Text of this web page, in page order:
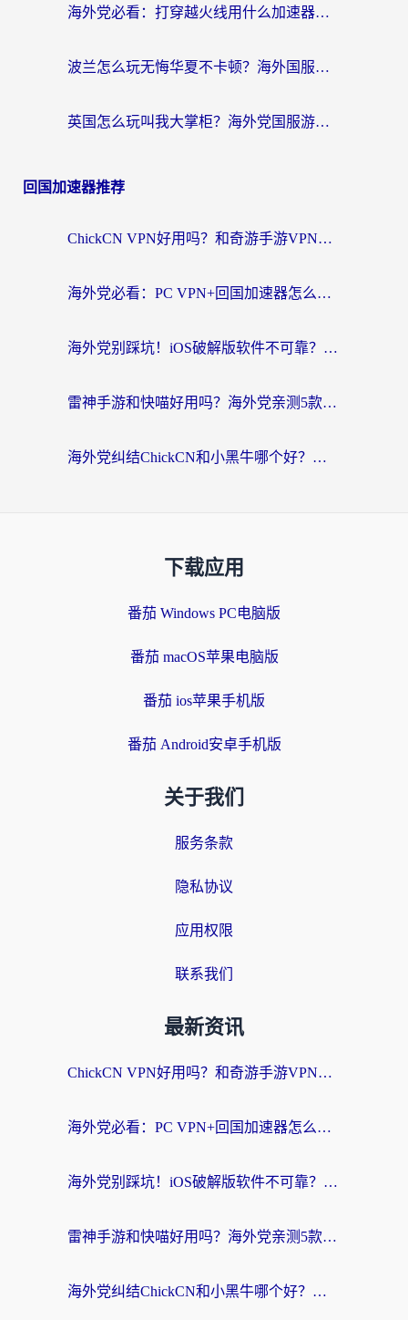
海外党必看：打穿越火线用什么加速器？解决延迟卡顿，还能玩奇妙拼图世界和第五人格
波兰怎么玩无悔华夏不卡顿？海外国服游戏加速器终极指南（附征途2萤火突击解决方案）
英国怎么玩叫我大掌柜？海外党国服游戏加速避坑指南（附实测推荐）
回国加速器推荐
ChickCN VPN好用吗？和奇游手游VPN对比哪个回国效果更好？海外党亲测实用指南
海外党必看：PC VPN+回国加速器怎么选？无缝访问国内资源全攻略
海外党别踩坑！iOS破解版软件不可靠？教你选对回国加速器无缝看国内资源
雷神手游和快喵好用吗？海外党亲测5款回国加速器，附斧牛Bling对比+微信视频号解决办法
海外党纠结ChickCN和小黑牛哪个好？一篇帮你选对回国加速器的实用指南
下载应用
番茄 Windows PC电脑版
番茄 macOS苹果电脑版
番茄 ios苹果手机版
番茄 Android安卓手机版
关于我们
服务条款
隐私协议
应用权限
联系我们
最新资讯
ChickCN VPN好用吗？和奇游手游VPN对比哪个回国效果更好？海外党亲测实用指南
海外党必看：PC VPN+回国加速器怎么选？无缝访问国内资源全攻略
海外党别踩坑！iOS破解版软件不可靠？教你选对回国加速器无缝看国内资源
雷神手游和快喵好用吗？海外党亲测5款回国加速器，附斧牛Bling对比+微信视频号解决办法
海外党纠结ChickCN和小黑牛哪个好？一篇帮你选对回国加速器的实用指南